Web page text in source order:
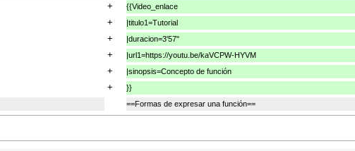
+ {{Video_enlace
+ |titulo1=Tutorial
+ |duracion=3'57"
+ |url1=https://youtu.be/kaVCPW-HYVM
+ |sinopsis=Concepto de función
+
}}
==Formas de expresar una función==